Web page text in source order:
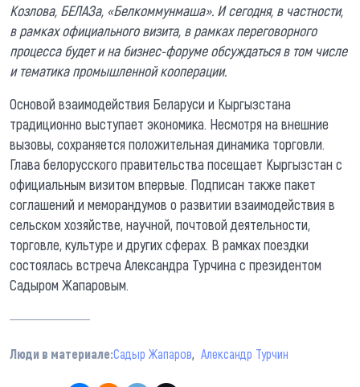
Козлова, БЕЛАЗа, «Белкоммунмаша». И сегодня, в частности,
в рамках официального визита, в рамках переговорного
процесса будет и на бизнес-форуме обсуждаться в том числе
и тематика промышленной кооперации.
Основой взаимодействия Беларуси и Кыргызстана
традиционно выступает экономика. Несмотря на внешние
вызовы, сохраняется положительная динамика торговли.
Глава белорусского правительства посещает Кыргызстан с
официальным визитом впервые. Подписан также пакет
соглашений и меморандумов о развитии взаимодействия в
сельском хозяйстве, научной, почтовой деятельности,
торговле, культуре и других сферах. В рамках поездки
состоялась встреча Александра Турчина с президентом
Садыром Жапаровым.
Люди в материале:Садыр Жапаров Александр Турчин